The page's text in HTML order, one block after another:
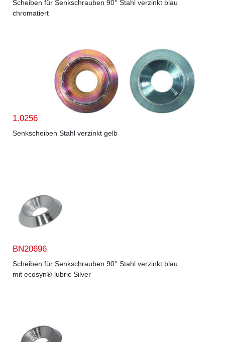
Scheiben für Senkschrauben 90° Stahl verzinkt blau
chromatiert
1.0256
Senkscheiben Stahl verzinkt gelb
BN20696
Scheiben für Senkschrauben 90° Stahl verzinkt blau
mit ecosyn®-lubric Silver